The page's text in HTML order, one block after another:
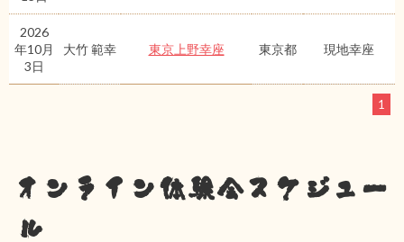
2026
年10月
3日
大竹 範幸 東京上野幸座 東京都 現地幸座
1
オンライン体験会スケジュー
ル